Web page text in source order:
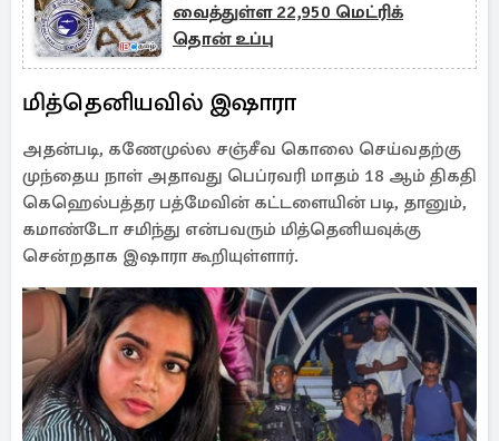
வைத்துள்ள 22,950 மெட்ரிக்
தொன் உப்பு
மித்தெனியவில் இஷாரா
அதன்படி, கணேமுல்ல சஞ்சீவ கொலை செய்வதற்கு
முந்தைய நாள் அதாவது பெப்ரவரி மாதம் 18 ஆம் திகதி
கெஹெல்பத்தர பத்மேவின் கட்டளையின் படி, தானும்,
கமாண்டோ சமிந்து என்பவரும் மித்தெனியவுக்கு
சென்றதாக இஷாரா கூறியுள்ளார்.